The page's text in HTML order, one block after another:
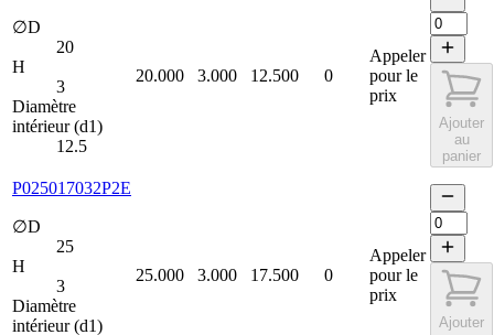
∅D
20
H
3
Diamètre
intérieur (d1)
12.5
20.000 3.000 12.500 0
Appeler
pour le
prix
Ajouter
au
panier
P025017032P2E
∅D
25
H
3
Diamètre
intérieur (d1)
25.000 3.000 17.500 0
Appeler
pour le
prix
Ajouter